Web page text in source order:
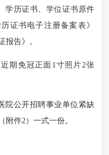
学历证书、学位证书原件
历证书电子注册备案表》
报告》。
期免冠正面1寸照片2张
院公开招聘事业单位紧缺
附件2）一式一份。